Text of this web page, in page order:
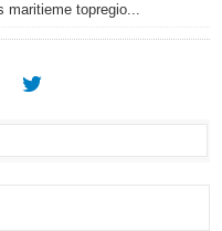
maritieme topregio...